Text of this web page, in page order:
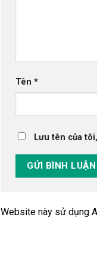
Tên *
Lưu tên của
Website này sử dụng